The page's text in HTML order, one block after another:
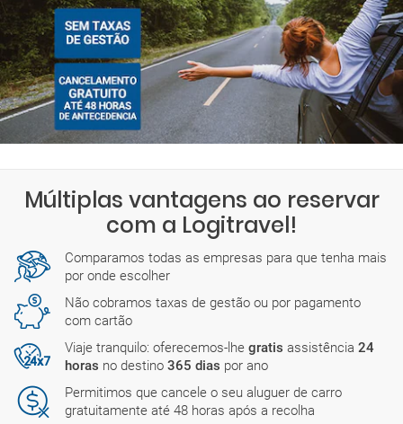
Múltiplas vantagens ao reservar
com a Logitravel!
Comparamos todas as empresas para que tenha mais
por onde escolher
Não cobramos taxas de gestão ou por pagamento
com cartão
Viaje tranquilo: oferecemos-lhe gratis assistência 24
horas no destino 365 dias por ano
Permitimos que cancele o seu aluguer de carro
gratuitamente até 48 horas após a recolha